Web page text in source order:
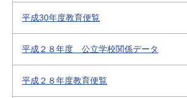
平成30年度教育便覧
平成２８年度 公立学校関係データ
平成２８年度教育便覧